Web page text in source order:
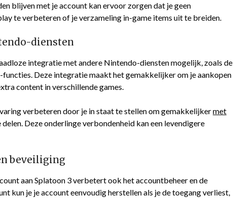
blijven met je account kan ervoor zorgen dat je geen
te verbeteren of je verzameling in-game items uit te breiden.
diensten
integratie met andere Nintendo-diensten mogelijk, zoals de
Deze integratie maakt het gemakkelijker om je aankopen
content in verschillende games.
verbeteren door je in staat te stellen om gemakkelijkermet
Deze onderlinge verbondenheid kan een levendigere
beveiliging
aan Splatoon 3 verbetert ook het accountbeheer en de
kun je je account eenvoudig herstellen als je de toegang verliest,